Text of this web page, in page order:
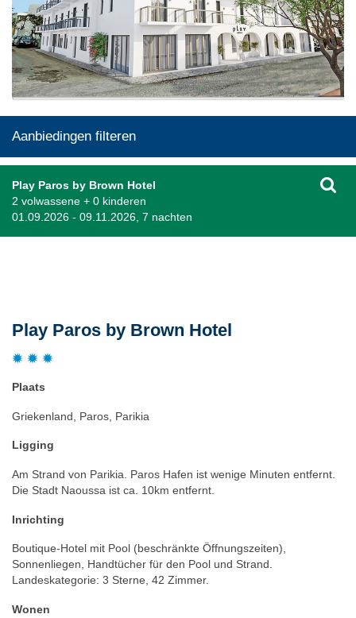
Aanbiedingen filteren
Play Paros by Brown Hotel
2 volwassene + 0 kinderen
01.09.2026 - 09.11.2026, 7 nachten
Play Paros by Brown Hotel
Plaats
Griekenland, Paros, Parikia
Ligging
Am Strand von Parikia. Paros Hafen ist wenige Minuten entfernt.
Die Stadt Naoussa ist ca. 10km entfernt.
Inrichting
Boutique-Hotel mit Pool (beschränkte Öffnungszeiten),
Sonnenliegen, Handtücher für den Pool und Strand.
Landeskategorie: 3 Sterne, 42 Zimmer.
Wonen